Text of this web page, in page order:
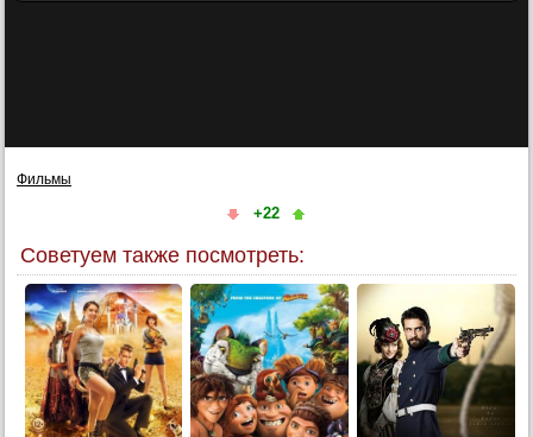
Фильмы
+22
Советуем также посмотреть: